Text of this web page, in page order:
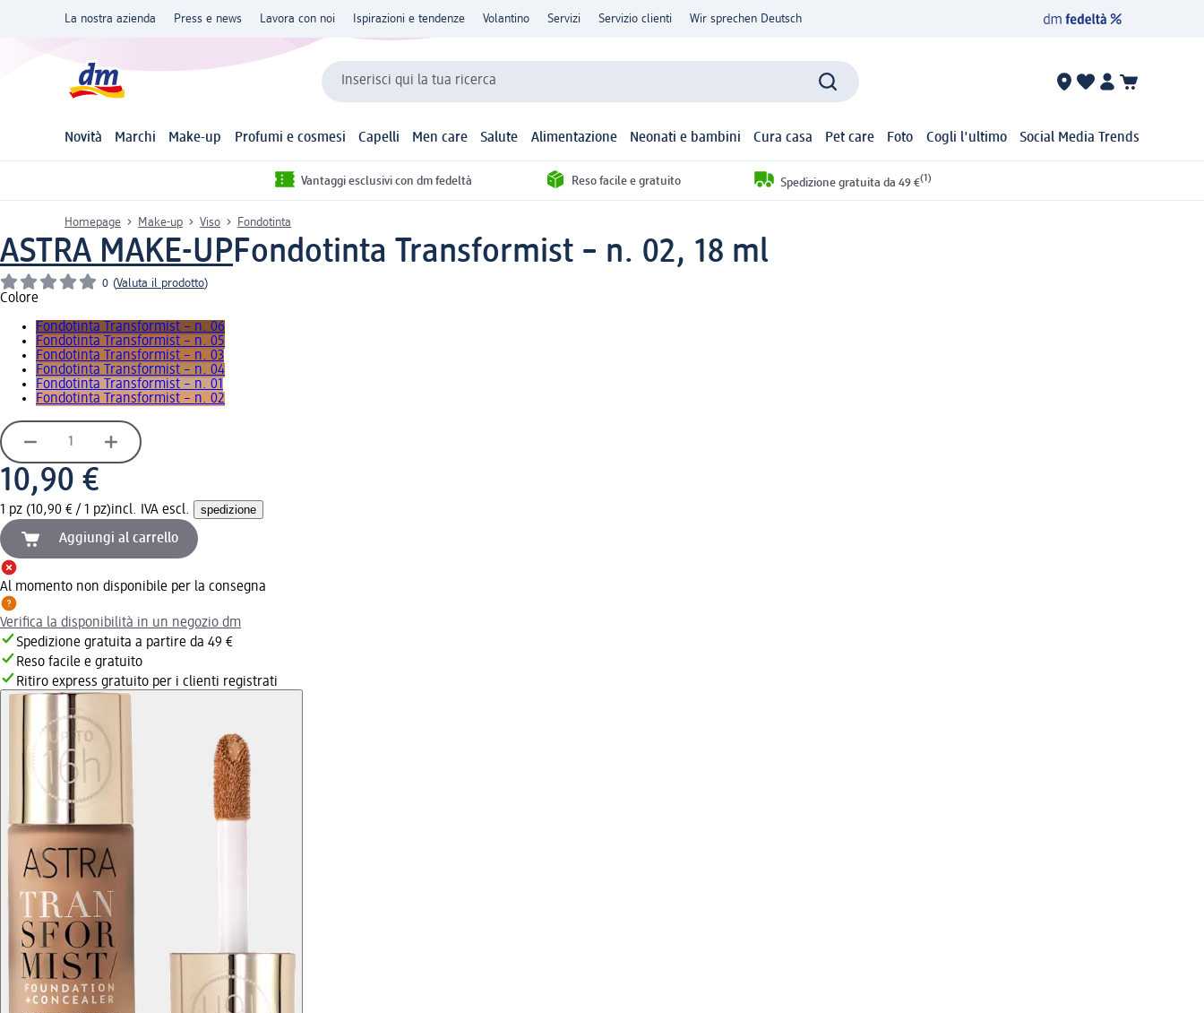
La nostra azienda Press e news Lavora con noi Ispirazioni e tendenze Volantino Servizi Servizio clienti Wir sprechen Deutsch
Inserisci qui la tua ricerca
Novità Marchi Make-up Profumi e cosmesi Capelli Men care Salute Alimentazione Neonati e bambini Cura casa Pet care Foto Cogli l'ultimo Social Media Trends
Vantaggi esclusivi con dm fedeltà Reso facile e gratuito Spedizione gratuita da 49 €(1)
Homepage Make-up Viso Fondotinta
ASTRA MAKE-UPFondotinta Transformist – n. 02, 18 ml
0 (Valuta il prodotto)
Colore
Fondotinta Transformist – n. 06
Fondotinta Transformist – n. 05
Fondotinta Transformist – n. 03
Fondotinta Transformist – n. 04
Fondotinta Transformist – n. 01
Fondotinta Transformist – n. 02
10,90 €
1 pz (10,90 € / 1 pz)incl. IVA escl. spedizione
Aggiungi al carrello
Al momento non disponibile per la consegna
Verifica la disponibilità in un negozio dm
Spedizione gratuita a partire da 49 €
Reso facile e gratuito
Ritiro express gratuito per i clienti registrati